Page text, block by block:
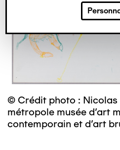
© Crédit photo :
métropole musée d’art
contemporain et d’art